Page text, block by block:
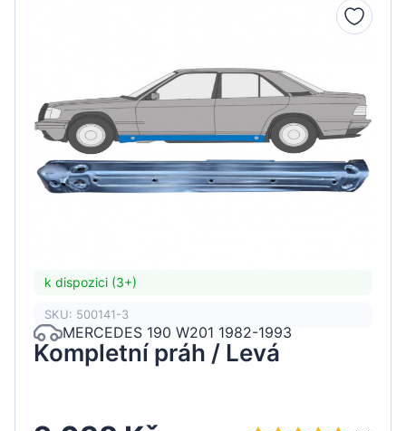
k dispozici (3+)
SKU: 500141-3
MERCEDES 190 W201 1982-1993
Kompletní práh / Levá